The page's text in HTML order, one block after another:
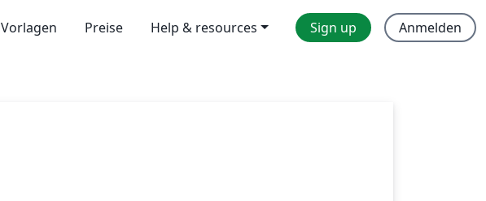
Vorlagen Preise Help & resources Sign up Anmelden